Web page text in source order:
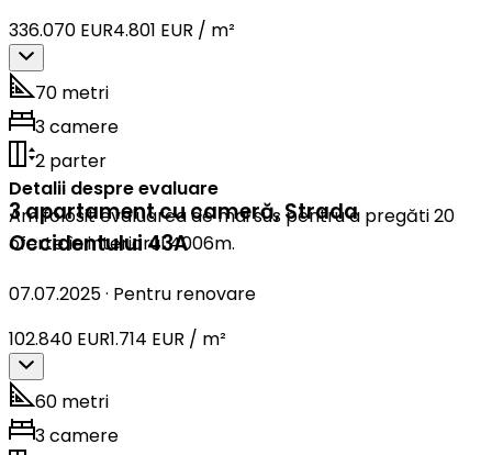
336.070 EUR4.801 EUR / m²
70 metri
3 camere
2 parter
Detalii despre evaluare
Am folosit evaluarea de mai sus pentru a pregăti 20
oferte în interiorul 4006m.
3 apartament cu cameră,Strada
Occidentului 43A
07.07.2025· Pentru renovare
102.840 EUR1.714 EUR / m²
60 metri
3 camere